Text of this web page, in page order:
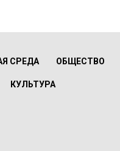
СРЕДА ОБЩЕСТВО
КУЛЬТУРА